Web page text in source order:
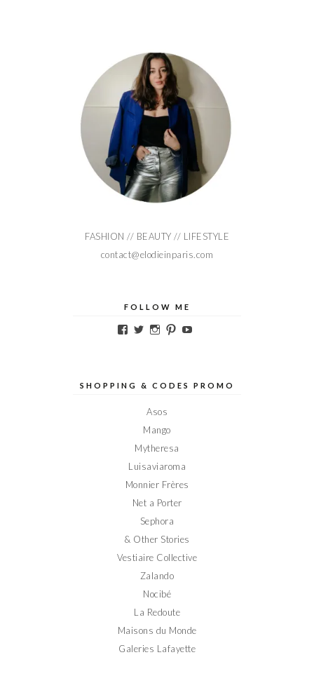
FASHION // BEAUTY // LIFESTYLE
contact@elodieinparis.com
FOLLOW ME
Voir
sur
Voir
sur
Voir
sur
Voir
sur sur
SHOPPING & CODES PROMO
Asos
Mango
Mytheresa
Luisaviaroma
Monnier Frères
Net a Porter
Sephora
& Other Stories
Vestiaire Collective
Zalando
Nocibé
La Redoute
Maisons du Monde
Galeries Lafayette